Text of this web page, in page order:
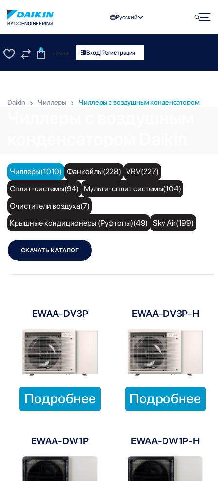
BY DC ENGINEERING
Русский
0
UZS0.00 Вход|Регистрация
Daikin Чиллеры Чиллеры с воздушным конденсатором
Чиллеры(1010) Фанкойлы(228) VRV(227)
Сплит-системы(94)
Мульти-сплит системы(104)
Очистители воздуха(7)
Крышные кондиционеры (Руфтопы)(49) Sky Air(199)
СКАЧАТЬ КАТАЛОГ
Показать фильтры
Показать:
EWAA-DV3P
Подробнее
EWAA-DV3P-H
Подробнее
EWAA-DW1P EWAA-DW1P-H